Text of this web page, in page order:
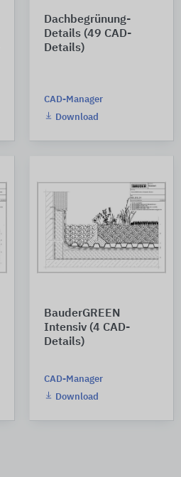
Dachbegrünung-
Details (49 CAD-
Details)
CAD-Manager
Download
BauderGREEN
Intensiv (4 CAD-
Details)
CAD-Manager
Download